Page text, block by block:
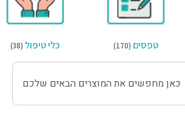
כלי טיפול (38) טפסים (170)